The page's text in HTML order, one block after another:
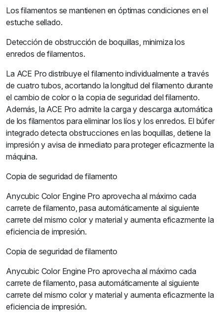
Los filamentos se mantienen en óptimas condiciones en el
estuche sellado.
Detección de obstrucción de boquillas, minimiza los
enredos de filamentos.
La ACE Pro distribuye el filamento individualmente a través
de cuatro tubos, acortando la longitud del filamento durante
el cambio de color o la copia de seguridad del filamento.
Además, la ACE Pro admite la carga y descarga automática
de los filamentos para eliminar los líos y los enredos. El búfer
integrado detecta obstrucciones en las boquillas, detiene la
impresión y avisa de inmediato para proteger eficazmente la
máquina.
Copia de seguridad de filamento
Anycubic Color Engine Pro aprovecha al máximo cada
carrete de filamento, pasa automáticamente al siguiente
carrete del mismo color y material y aumenta eficazmente la
eficiencia de impresión.
Copia de seguridad de filamento
Anycubic Color Engine Pro aprovecha al máximo cada
carrete de filamento, pasa automáticamente al siguiente
carrete del mismo color y material y aumenta eficazmente la
eficiencia de impresión.